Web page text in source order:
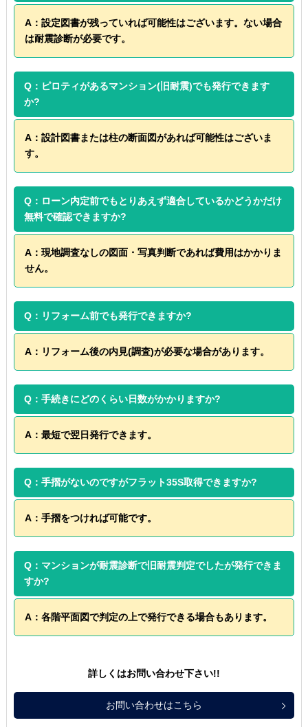
A：設定図書が残っていれば可能性はございます。ない場合
は耐震診断が必要です。
Q：ピロティがあるマンション(旧耐震)でも発行できます
か?
A：設計図書または柱の断面図があれば可能性はございま
す。
Q：ローン内定前でもとりあえず適合しているかどうかだけ
無料で確認できますか?
A：現地調査なしの図面・写真判断であれば費用はかかりま
せん。
Q：リフォーム前でも発行できますか?
A：リフォーム後の内見(調査)が必要な場合があります。
Q：手続きにどのくらい日数がかかりますか?
A：最短で翌日発行できます。
Q：手摺がないのですがフラット35S取得できますか?
A：手摺をつければ可能です。
Q：マンションが耐震診断で旧耐震判定でしたが発行できま
すか?
A：各階平面図で判定の上で発行できる場合もあります。
詳しくはお問い合わせ下さい!!
お問い合わせはこちら